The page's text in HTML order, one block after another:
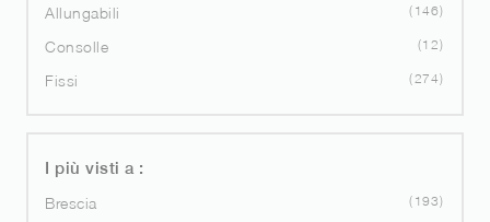
Allungabili
146
Consolle 12
Fissi 274
I più visti a :
Brescia
193